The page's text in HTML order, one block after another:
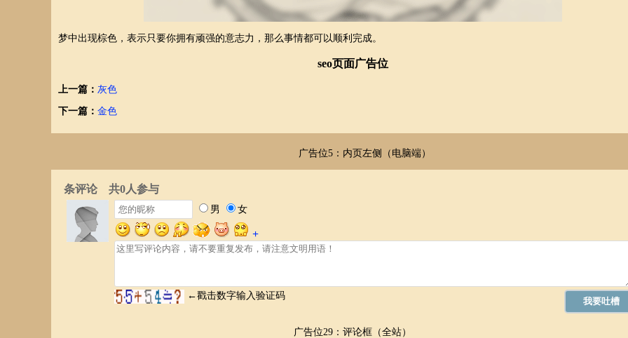
梦中出现棕色，表示只要你拥有顽强的意志力，那么事情都可以顺利完成。
seo页面广告位
上一篇： 灰色
下一篇： 金色
广告位5：内页左侧（电脑端）
广告位29：评论框（全站）